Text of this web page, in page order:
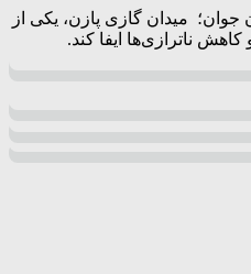
جوان؛ میدان گازی پازن، یکی از
ناترازی‌ها ایفا کند.